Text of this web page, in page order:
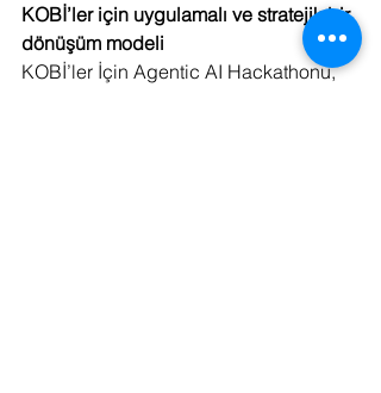
KOBİ’ler için uygulamalı ve stratejik bir
dönüşüm modeli
KOBİ’ler İçin Agentic AI Hackathonu,